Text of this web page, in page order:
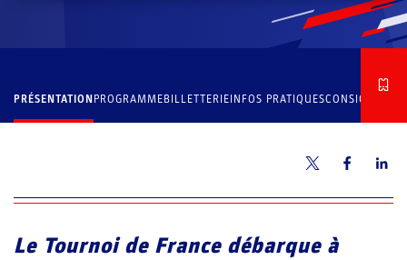
PRÉSENTATIONPROGRAMMEBILLETTERIEINFOS PRATIQUESCONSIGNES
Le Tournoi de France débarque à